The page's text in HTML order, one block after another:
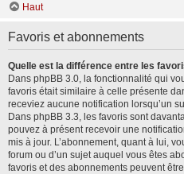
Haut
Favoris et abonnements
Quelle est la différence entre les
Dans phpBB 3.0, la fonctionnalité qui
favoris était similaire à celle présente
receviez aucune notification lorsqu’un
Dans phpBB 3.3, les favoris sont
pouvez à présent recevoir une
mis à jour. L’abonnement, quant à lui,
forum ou d’un sujet auquel vous êtes
favoris et des abonnements peuvent